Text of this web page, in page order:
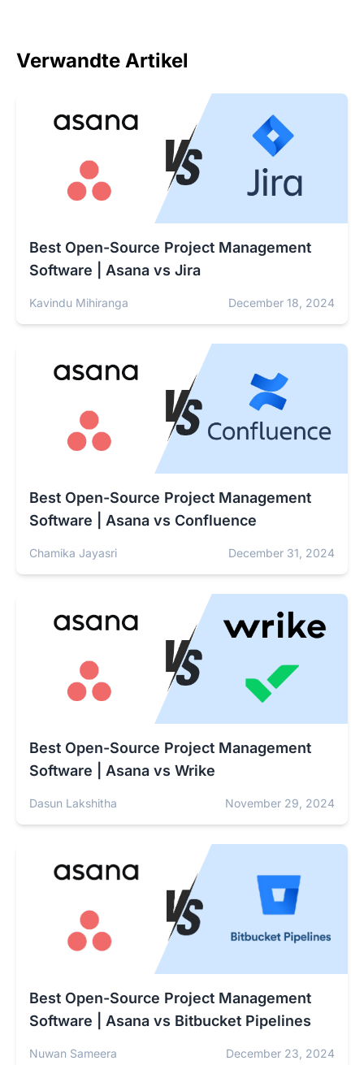
Verwandte Artikel
Best Open-Source Project Management
Software | Asana vs Jira
Kavindu Mihiranga December 18, 2024
Best Open-Source Project Management
Software | Asana vs Confluence
Chamika Jayasri December 31, 2024
Best Open-Source Project Management
Software | Asana vs Wrike
Dasun Lakshitha November 29, 2024
Best Open-Source Project Management
Software | Asana vs Bitbucket Pipelines
Nuwan Sameera December 23, 2024